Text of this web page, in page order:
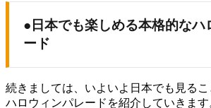
●日本でも楽しめる本格的なハ
ード
続きましては、いよいよ日本でも見る
ハロウィンパレードを紹介していきます